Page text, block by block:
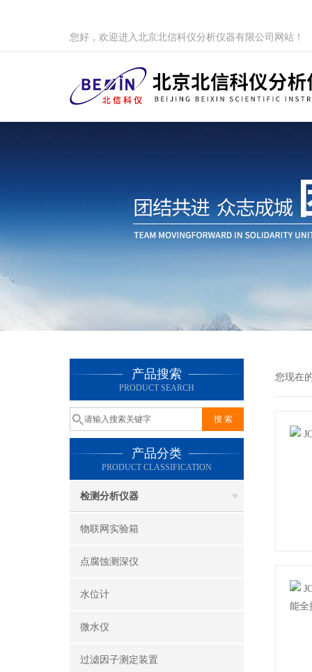
您好，欢迎进入北京北信科仪分析仪器有限公司网站！
产品搜索
PRODUCT SEARCH
产品分类
PRODUCT CLASSIFICATION
检测分析仪器
物联网实验箱
点腐蚀测深仪
水位计
微水仪
过滤因子测定装置
您现在